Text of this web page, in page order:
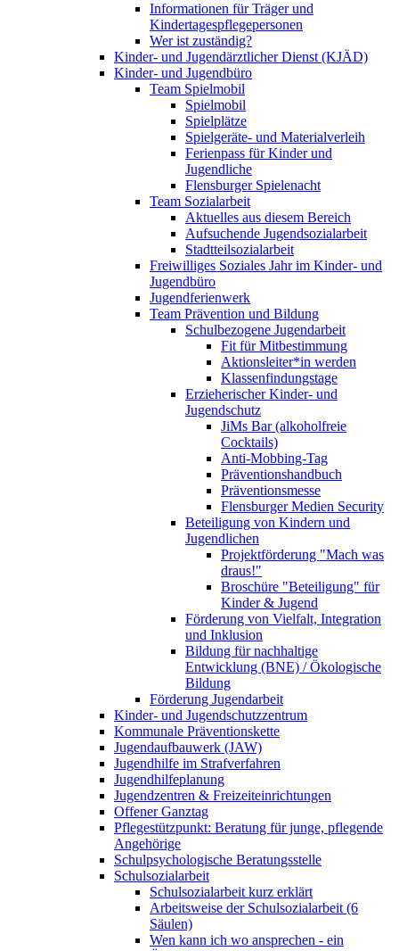
Informationen für Träger und
Kindertagespflegepersonen
Wer ist zuständig?
Kinder- und Jugendärztlicher Dienst (KJÄD)
Kinder- und Jugendbüro
Team Spielmobil
Spielmobil
Spielplätze
Spielgeräte- und Materialverleih
Ferienpass für Kinder und
Jugendliche
Flensburger Spielenacht
Team Sozialarbeit
Aktuelles aus diesem Bereich
Aufsuchende Jugendsozialarbeit
Stadtteilsozialarbeit
Freiwilliges Soziales Jahr im Kinder- und
Jugendbüro
Jugendferienwerk
Team Prävention und Bildung
Schulbezogene Jugendarbeit
Fit für Mitbestimmung
Aktionsleiter*in werden
Klassenfindungstage
Erzieherischer Kinder- und
Jugendschutz
JiMs Bar (alkoholfreie
Cocktails)
Anti-Mobbing-Tag
Präventionshandbuch
Präventionsmesse
Flensburger Medien Security
Beteiligung von Kindern und
Jugendlichen
Projektförderung "Mach was
draus!"
Broschüre "Beteiligung" für
Kinder & Jugend
Förderung von Vielfalt, Integration
und Inklusion
Bildung für nachhaltige
Entwicklung (BNE) / Ökologische
Bildung
Förderung Jugendarbeit
Kinder- und Jugendschutzzentrum
Kommunale Präventionskette
Jugendaufbauwerk (JAW)
Jugendhilfe im Strafverfahren
Jugendhilfeplanung
Jugendzentren & Freizeiteinrichtungen
Offener Ganztag
Pflegestützpunkt: Beratung für junge, pflegende
Angehörige
Schulpsychologische Beratungsstelle
Schulsozialarbeit
Schulsozialarbeit kurz erklärt
Arbeitsweise der Schulsozialarbeit (6
Säulen)
Wen kann ich wo ansprechen - ein